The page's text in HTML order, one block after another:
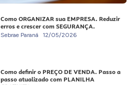
Como ORGANIZAR sua EMPRESA. Reduzir
erros e crescer com SEGURANÇA.
Sebrae Paraná 12/05/2026
Como definir o PREÇO DE VENDA. Passo a
passo atualizado com PLANILHA